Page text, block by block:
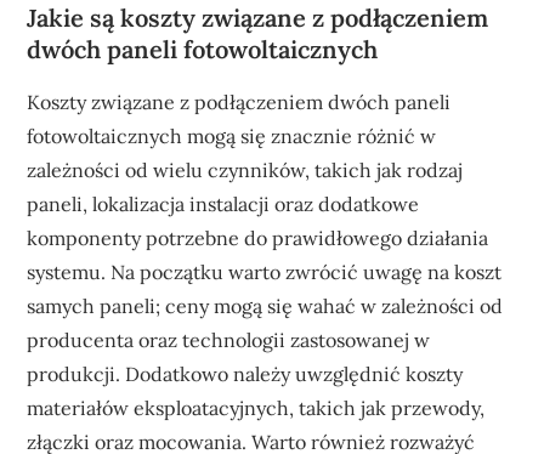
Jakie są koszty związane z podłączeniem
dwóch paneli fotowoltaicznych
Koszty związane z podłączeniem dwóch paneli
fotowoltaicznych mogą się znacznie różnić w
zależności od wielu czynników, takich jak rodzaj
paneli, lokalizacja instalacji oraz dodatkowe
komponenty potrzebne do prawidłowego działania
systemu. Na początku warto zwrócić uwagę na koszt
samych paneli; ceny mogą się wahać w zależności od
producenta oraz technologii zastosowanej w
produkcji. Dodatkowo należy uwzględnić koszty
materiałów eksploatacyjnych, takich jak przewody,
złączki oraz mocowania. Warto również rozważyć